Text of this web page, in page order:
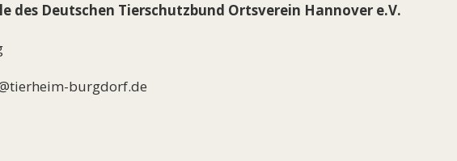
des Deutschen Tierschutzbund Ortsverein Hannover e.V.
burgdorf.de